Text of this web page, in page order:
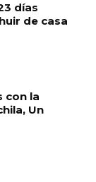
días
de casa
con la
Un